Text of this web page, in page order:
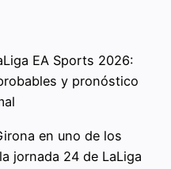
EA Sports 2026:
y pronóstico
en uno de los
jornada 24 de LaLiga